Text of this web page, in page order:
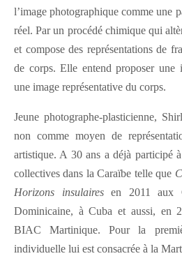
l’image photographique comme une
réel. Par un procédé chimique qui
et compose des représentations de
de corps. Elle entend proposer une
une image représentative du corps.
Jeune photographe-plasticienne,
non comme moyen de
artistique. A 30 ans a déjà participé
collectives dans la Caraïbe telle que
Horizons insulairesen 2011 aux
Dominicaine, à Cuba et aussi, en
BIAC Martinique. Pour la
individuelle lui est consacrée à la